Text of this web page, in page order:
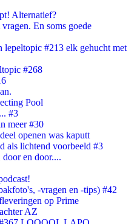
Alternatief?
En soms goede
lepeltopic #213 elk gehucht met
#268
Pool
#3
meer #30
openen was kaputt
als lichtend voorbeeld #3
en door....
-vragen en -tips) #42
op Prime
AZ